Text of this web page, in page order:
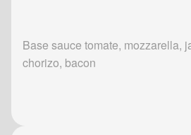
Base sauce tomate, mozzarella,
chorizo, bacon